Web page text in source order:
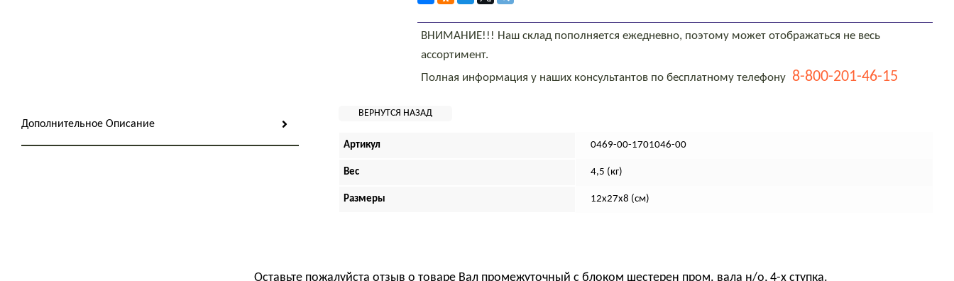
ВНИМАНИЕ!!! Наш склад пополняется ежедневно, поэтому может отображаться не весь
ассортимент.
Полная информация у наших консультантов по бесплатному телефону 8-800-201-46-15
Дополнительное Описание
Артикул 0469-00-1701046-00
Вес 4,5 (кг)
Размеры 12х27х8 (см)
Оставьте пожалуйста отзыв о товаре Вал промежуточный с блоком шестерен пром. вала н/о, 4-х ступка.